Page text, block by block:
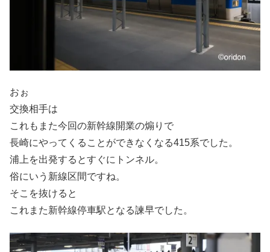
おぉ
交換相手は
これもまた今回の新幹線開業の煽りで
長崎にやってくることができなくなる415系でした。
浦上を出発するとすぐにトンネル。
俗にいう新線区間ですね。
そこを抜けると
これまた新幹線停車駅となる諫早でした。